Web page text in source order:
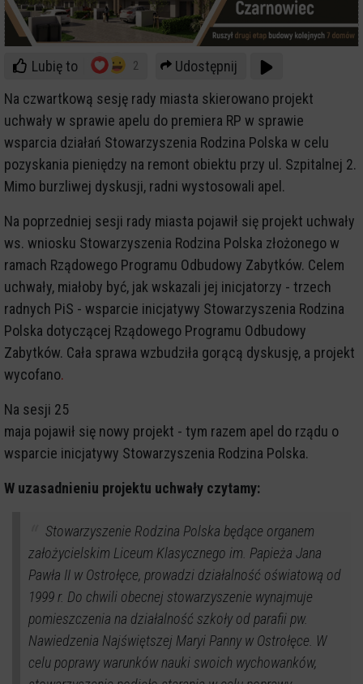
Lubię to 2
Udostępnij
Na czwartkową sesję rady miasta skierowano projekt
uchwały w sprawie apelu do premiera RP w sprawie
wsparcia działań Stowarzyszenia Rodzina Polska w celu
pozyskania pieniędzy na remont obiektu przy ul. Szpitalnej 2.
Mimo burzliwej dyskusji, radni wystosowali apel.
Na poprzedniej sesji rady miasta pojawił się projekt uchwały
ws. wniosku Stowarzyszenia Rodzina Polska złożonego w
ramach Rządowego Programu Odbudowy Zabytków. Celem
uchwały, miałoby być, jak wskazali jej inicjatorzy - trzech
radnych PiS - wsparcie inicjatywy Stowarzyszenia Rodzina
Polska dotyczącej Rządowego Programu Odbudowy
Zabytków. Cała sprawa wzbudziła gorącą dyskusję, a projekt
wycofano.
Na sesji 25
maja pojawił się nowy projekt - tym razem apel do rządu o
wsparcie inicjatywy Stowarzyszenia Rodzina Polska.
W uzasadnieniu projektu uchwały czytamy:
Stowarzyszenie Rodzina Polska będące organem
założycielskim Liceum Klasycznego im. Papieża Jana
Pawła II w Ostrołęce, prowadzi działalność oświatową od
1999 r. Do chwili obecnej stowarzyszenie wynajmuje
pomieszczenia na działalność szkoły od parafii pw.
Nawiedzenia Najświętszej Maryi Panny w Ostrołęce. W
celu poprawy warunków nauki swoich wychowanków,